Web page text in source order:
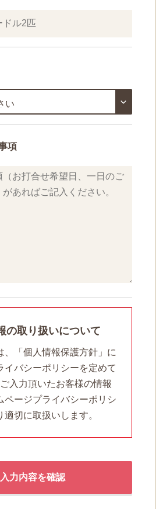
項
の取り扱いについて
、「個人情報保護方針」に
イバシーポリシーを定めて
ご入力頂いたお客様の情報
ページプライバシーポリシ
適切に取扱いします。
入力内容を確認